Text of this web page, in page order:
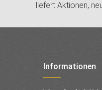
liefert Aktionen,
Informationen